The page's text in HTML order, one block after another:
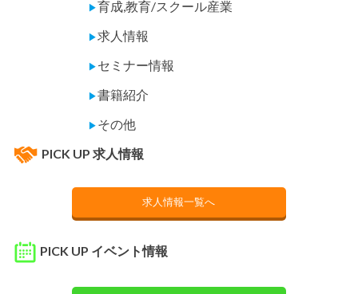
▶育成,教育/スクール産業
▶求人情報
▶ セミナー情報
▶書籍紹介
▶ その他
PICK UP 求人情報
求人情報一覧へ
PICK UP イベント情報